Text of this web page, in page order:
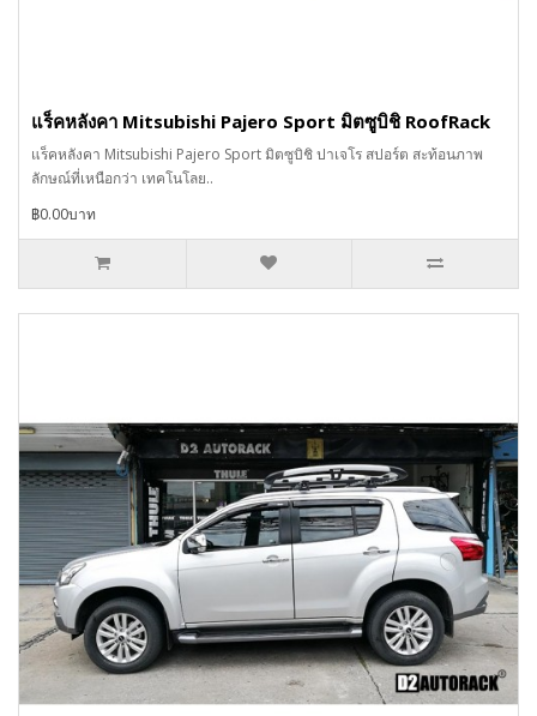
แร็คหลังคา Mitsubishi Pajero Sport มิตซูบิชิ RoofRack
แร็คหลังคา Mitsubishi Pajero Sport มิตซูบิชิ ปาเจโร สปอร์ต สะท้อนภาพ
ลักษณ์ที่เหนือกว่า เทคโนโลย..
฿0.00บาท